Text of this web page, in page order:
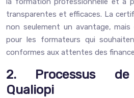
transparentes et efficaces. La
non seulement un avantage, mais
pour les formateurs qui
conformes aux attentes des
2. Processus de
Qualiopi